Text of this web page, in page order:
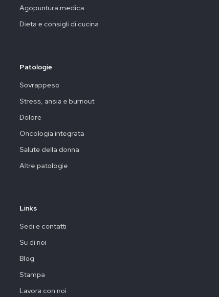
Agopuntura medica
Dieta e consigli di cucina
Patologie
Sovrappeso
Stress, ansia e burnout
Dolore
Oncologia integrata
Salute della donna
Altre patologie
Links
Sedi e contatti
Su di noi
Blog
Stampa
Lavora con noi